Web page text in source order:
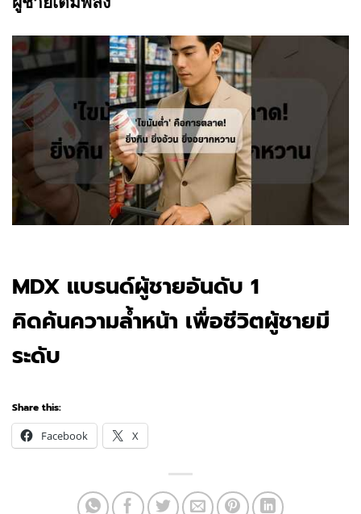
MDX แบรนด์ผู้ชายอันดับ 1
คิดค้นความล้ำหน้า เพื่อชีวิตผู้ชายมี
ระดับ
Share this:
Facebook
X